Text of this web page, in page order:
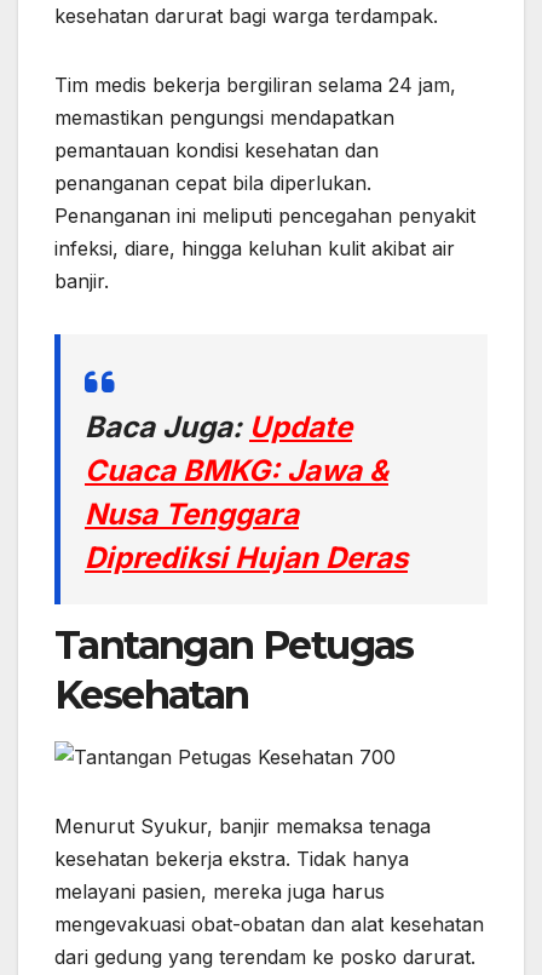
kesehatan darurat bagi warga terdampak.
Tim medis bekerja bergiliran selama 24 jam,
memastikan pengungsi mendapatkan
pemantauan kondisi kesehatan dan
penanganan cepat bila diperlukan.
Penanganan ini meliputi pencegahan penyakit
infeksi, diare, hingga keluhan kulit akibat air
banjir.
Baca Juga: Update
Cuaca BMKG: Jawa &
Nusa Tenggara
Diprediksi Hujan Deras
Tantangan Petugas
Kesehatan
Menurut Syukur, banjir memaksa tenaga
kesehatan bekerja ekstra. Tidak hanya
melayani pasien, mereka juga harus
mengevakuasi obat-obatan dan alat kesehatan
dari gedung yang terendam ke posko darurat.